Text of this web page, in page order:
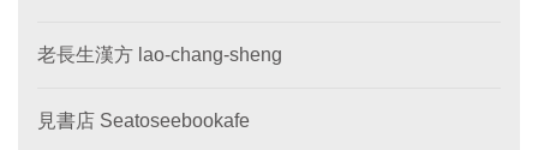
老長生漢方 lao-chang-sheng
見書店 Seatoseebookafe